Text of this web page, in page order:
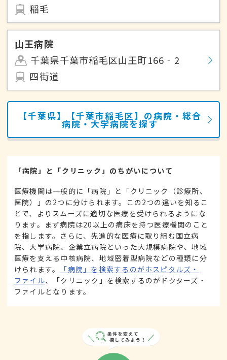
稲毛
山王病院
千葉県千葉市稲毛区山王町166‐2
四街道
【千葉県】【千葉市稲毛区】の病院・総合
病院・大学病院を探す
「病院」と「クリニック」のちがいについて
医療機関は一般的に「病院」と「クリニック（診療所、
医院）」の2つに分けられます。この2つの違いを知るこ
とで、よりスムーズに適切な医療を受けられるようにな
ります。まず病院は20以上の病床を持つ医療機関のこと
を指します。さらに、先進的な医療に取り組む国立病
院、大学病院、企業立病院といった大規模病院や、地域
医療を支える中核病院、地域密着型病院などの種類に分
けられます。
「病院」を検索するのがホスピタルズ・
ファイル、「クリニック」を検索するのがドクターズ・
ファイルとなります。